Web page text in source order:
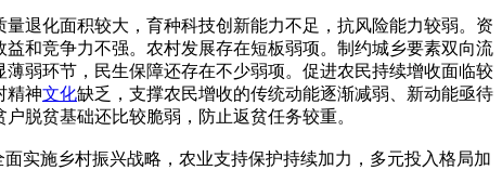
退化面积较大，育种科技创新能力不足，抗风险能力较弱。资
和竞争力不强。农村发展存在短板弱项。制约城乡要素双向流
弱环节，民生保障还存在不少弱项。促进农民持续增收面临较
精神文化缺乏，支撑农民增收的传统动能逐渐减弱、新动能亟待
脱贫基础还比较脆弱，防止返贫任务较重。
实施乡村振兴战略，农业支持保护持续加力，多元投入格局加